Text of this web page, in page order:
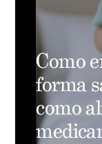
Como
forma
como